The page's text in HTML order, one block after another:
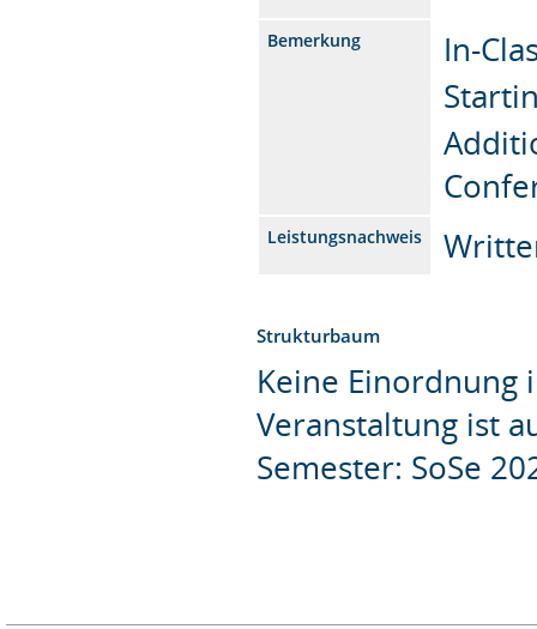
Bemerkung
In-
Leistungsnachweis
Strukturbaum
Keine Einordnung
Veranstaltung ist
Semester: SoSe